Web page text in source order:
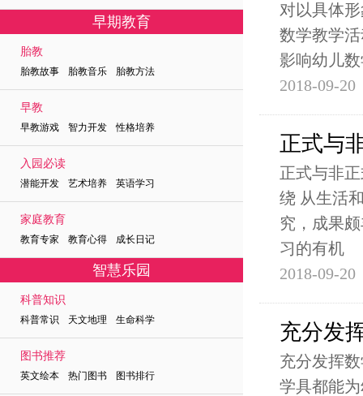
早期教育
胎教
胎教故事 胎教音乐 胎教方法
早教
早教游戏 智力开发 性格培养
入园必读
潜能开发 艺术培养 英语学习
家庭教育
教育专家 教育心得 成长日记
智慧乐园
科普知识
科普常识 天文地理 生命科学
图书推荐
英文绘本 热门图书 图书排行
对以具体
数学教学
影响幼儿
2018-09-20
正式与
正式与非
绕 从生活
究，成果
习的有机
2018-09-20
充分发
充分发挥
学具都能